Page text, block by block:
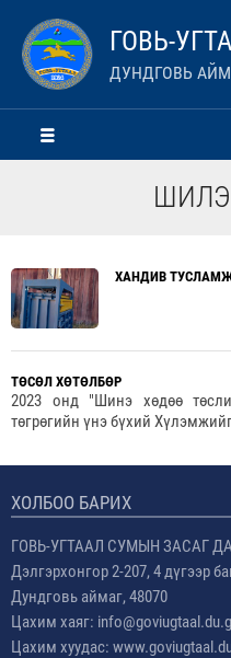
ГОВЬ-
ДУНДГОВЬ
ХАНДИВ
ТӨСӨЛ ХӨТӨЛБӨР
2023 онд "Шинэ хөдөө
төгрөгийн үнэ бүхий
ХОЛБОО БАРИХ
ГОВЬ-УГТААЛ СУМЫН ЗАСАГ
Дэлгэрхонгор 2-207, 4 дүгээр
Дундговь аймаг, 48070
Цахим хаяг:
Цахим хуудас: